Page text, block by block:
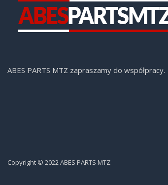
ABES PARTS MTZ zapraszamy do współpracy.
Copyright © 2022 ABES PARTS MTZ